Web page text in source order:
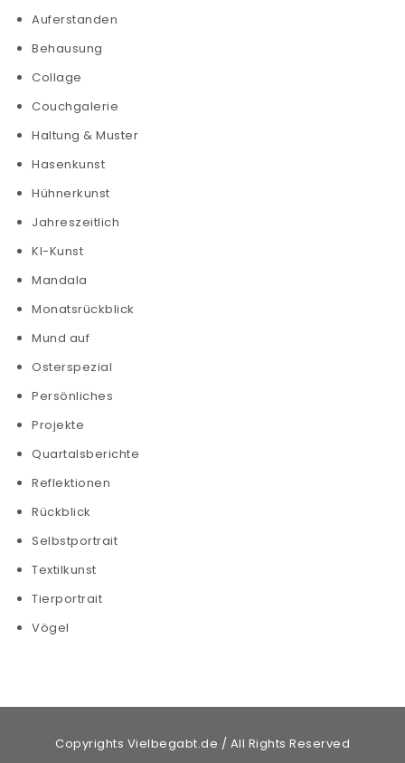
Auferstanden
Behausung
Collage
Couchgalerie
Haltung & Muster
Hasenkunst
Hühnerkunst
Jahreszeitlich
KI-Kunst
Mandala
Monatsrückblick
Mund auf
Osterspezial
Persönliches
Projekte
Quartalsberichte
Reflektionen
Rückblick
Selbstportrait
Textilkunst
Tierportrait
Vögel
Copyrights Vielbegabt.de / All Rights Reserved